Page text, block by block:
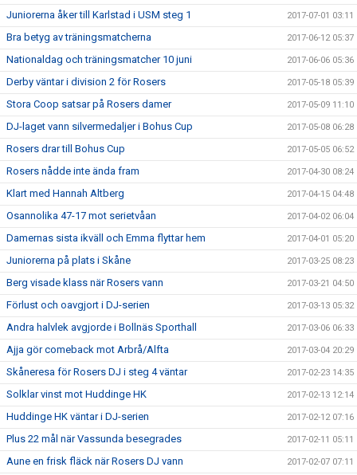
Juniorerna åker till Karlstad i USM steg 1 2017-07-01 03:11
Bra betyg av träningsmatcherna 2017-06-12 05:37
Nationaldag och träningsmatcher 10 juni 2017-06-06 05:36
Derby väntar i division 2 för Rosers 2017-05-18 05:39
Stora Coop satsar på Rosers damer 2017-05-09 11:10
DJ-laget vann silvermedaljer i Bohus Cup 2017-05-08 06:28
Rosers drar till Bohus Cup 2017-05-05 06:52
Rosers nådde inte ända fram 2017-04-30 08:24
Klart med Hannah Altberg 2017-04-15 04:48
Osannolika 47-17 mot serietvåan 2017-04-02 06:04
Damernas sista ikväll och Emma flyttar hem 2017-04-01 05:20
Juniorerna på plats i Skåne 2017-03-25 08:23
Berg visade klass när Rosers vann 2017-03-21 04:50
Förlust och oavgjort i DJ-serien 2017-03-13 05:32
Andra halvlek avgjorde i Bollnäs Sporthall 2017-03-06 06:33
Ajja gör comeback mot Arbrå/Alfta 2017-03-04 20:29
Skåneresa för Rosers DJ i steg 4 väntar 2017-02-23 14:35
Solklar vinst mot Huddinge HK 2017-02-13 12:14
Huddinge HK väntar i DJ-serien 2017-02-12 07:16
Plus 22 mål när Vassunda besegrades 2017-02-11 05:11
Aune en frisk fläck när Rosers DJ vann 2017-02-07 07:11